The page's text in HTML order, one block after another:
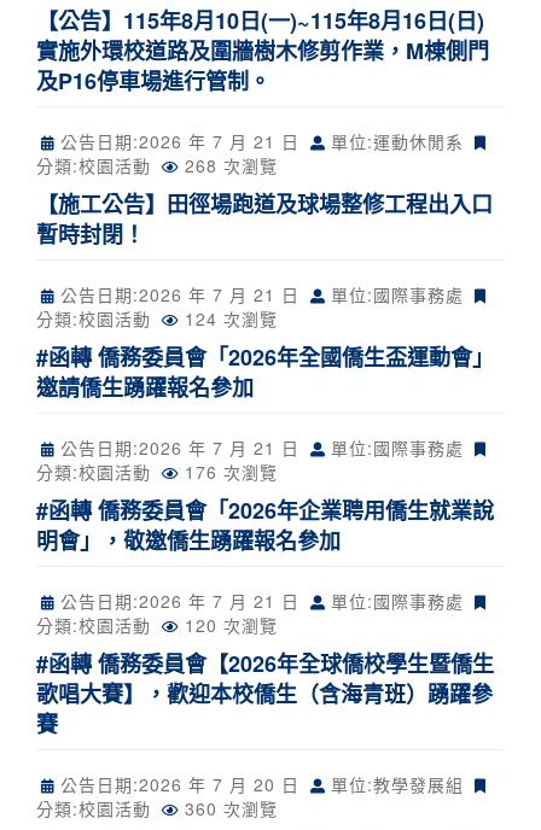
【公告】115年8月10日(一)~115年8月16日(日)
實施外環校道路及圍牆樹木修剪作業，M棟側門
及P16停車場進行管制。
公告日期:2026 年 7 月 21 日
單位:運動休閒系
分類:校園活動 268 次瀏覽
【施工公告】田徑場跑道及球場整修工程出入口
暫時封閉！
公告日期:2026 年 7 月 21 日
單位:國際事務處
分類:校園活動 124 次瀏覽
#函轉 僑務委員會「2026年全國僑生盃運動會」
邀請僑生踴躍報名參加
公告日期:2026 年 7 月 21 日
單位:國際事務處
分類:校園活動 176 次瀏覽
#函轉 僑務委員會「2026年企業聘用僑生就業說
明會」，敬邀僑生踴躍報名參加
公告日期:2026 年 7 月 21 日
單位:國際事務處
分類:校園活動 120 次瀏覽
#函轉 僑務委員會【2026年全球僑校學生暨僑生
歌唱大賽】，歡迎本校僑生（含海青班）踴躍參
賽
公告日期:2026 年 7 月 20 日
單位:教學發展組
分類:校園活動 360 次瀏覽